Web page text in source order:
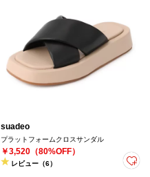
suadeo
プラットフォームクロスサンダル
￥3,520（80%OFF）
レビュー（6）